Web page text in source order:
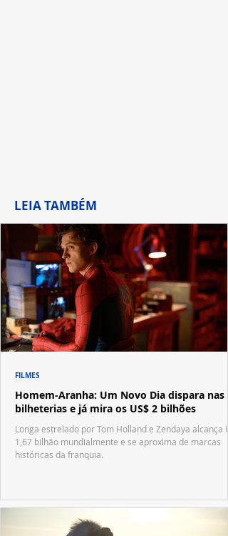
LEIA TAMBÉM
Homem-Aranha: Um Novo Dia dispara nas
bilheterias e já mira os US$ 2 bilhões
Longa estrelado por Tom Holland e Zendaya alcança
1,67 bilhão mundialmente e se aproxima de marcas
históricas da franquia.
FILMES